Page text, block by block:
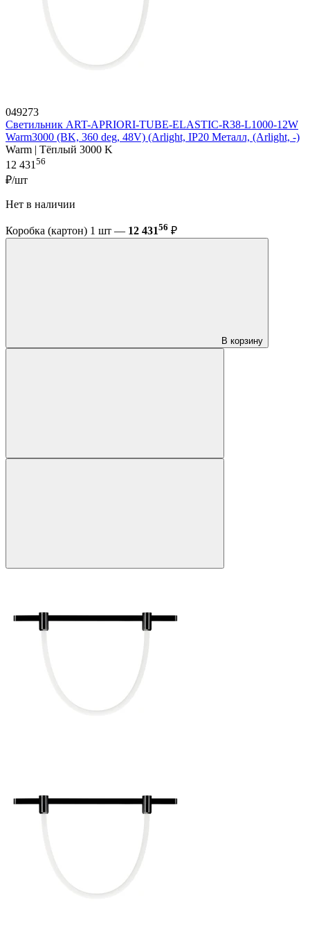
049273
Светильник ART-APRIORI-TUBE-ELASTIC-R38-L1000-12W
Warm3000 (BK, 360 deg, 48V) (Arlight, IP20 Металл, (Arlight, -)
Warm | Тёплый 3000 K
12 43156
₽/шт
Нет в наличии
Коробка (картон) 1 шт — 12 43156 ₽
В корзину